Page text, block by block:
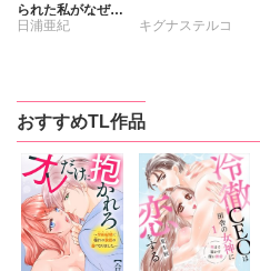
られた私がなぜか
カラダごと溺愛さ
日浦亜紀
キグナステルコ
春野さく
渡辺くらこ
日浦亜紀
樋口あや
美月李予
さんかく
踊る毒林檎
おすすめTL作品